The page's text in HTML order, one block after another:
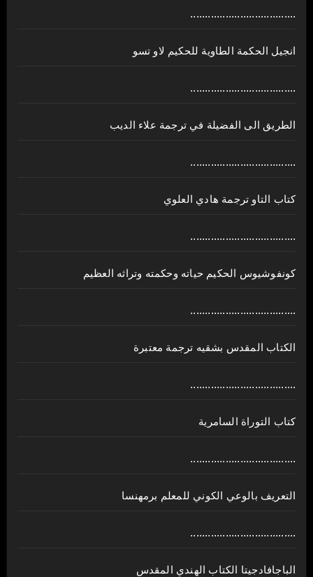
....................................
انجيل الحكمة الطاوية للحكيم لاو تسو
....................................
الطريق الى الفضيلة في ترجمة علاء الديب
....................................
كتاب التاو ترجمة هادي العلوي
....................................
كونفوشيوس الحكيم حياته وحكمته وتراثه العظيم
....................................
الكتاب المقدس بشقيه ترجمة معتبرة
....................................
كتاب التوراة السامرية
....................................
ﺍﻟﺘﻌﺮﻳﻒ ﺑﺎﻟﻮﻋﻲ ﺍﻟﻜﻮﻧﻲ للمعلم برمهنسا
....................................
الباجافادجيتا الكتاب الهندي المقدس